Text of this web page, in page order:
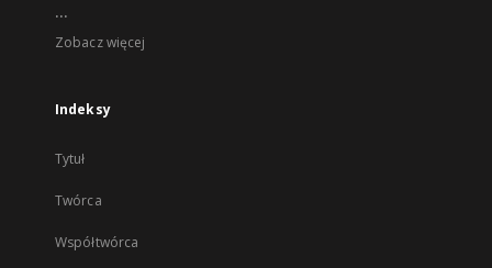
...
Zobacz więcej
Indeksy
Tytuł
Twórca
Współtwórca